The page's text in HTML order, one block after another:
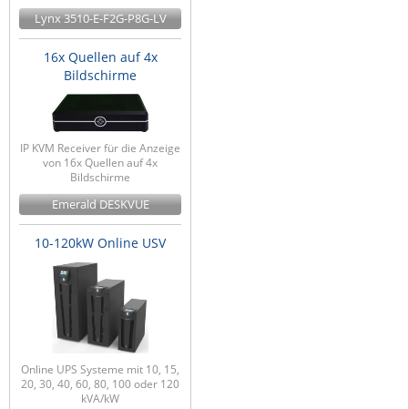
Lynx 3510-E-F2G-P8G-LV
16x Quellen auf 4x
Bildschirme
IP KVM Receiver für die Anzeige
von 16x Quellen auf 4x
Bildschirme
Emerald DESKVUE
10-120kW Online USV
Online UPS Systeme mit 10, 15,
20, 30, 40, 60, 80, 100 oder 120
kVA/kW